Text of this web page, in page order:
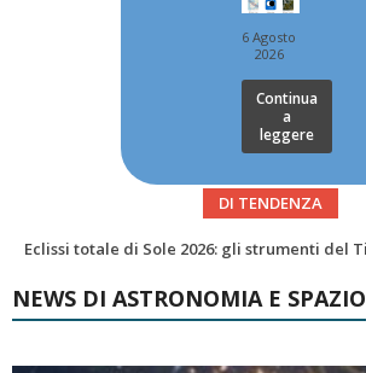
6 Agosto
2026
Continua
a
leggere
DI TENDENZA
NEWS DI ASTRONOMIA E SPAZIO